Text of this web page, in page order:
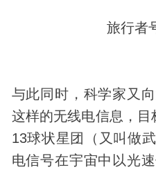
旅行者
与此同时，科学家又
这样的无线电信息，
13球状星团（又叫做
电信号在宇宙中以光